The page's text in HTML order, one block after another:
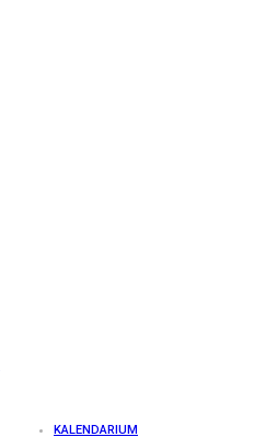
KALENDARIUM